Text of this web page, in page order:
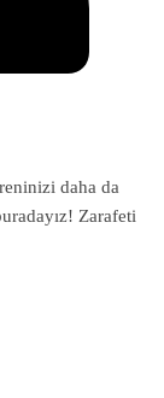
daha da
Zarafeti